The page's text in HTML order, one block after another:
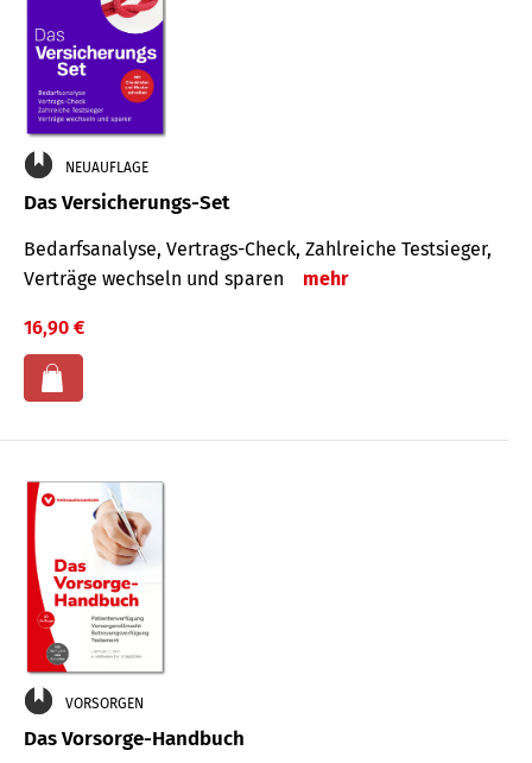
NEUAUFLAGE
Das Versicherungs-Set
Bedarfsanalyse, Vertrags-Check, Zahlreiche Testsieger,
Verträge wechseln und sparen
mehr
16,90 €
VORSORGEN
Das Vorsorge-Handbuch